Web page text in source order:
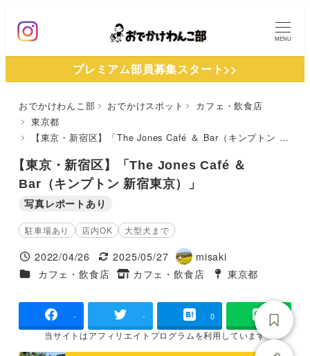
ン
MENU
プレミアム部員募集スタート>>
おでかけわんこ部 おでかけスポット
カフェ・飲食店
東京都
【東京・新宿区】「The Jones Café ＆ Bar（キンプトン 新宿東京）」
【東京・新宿区】「The Jones Café ＆
Bar（キンプトン 新宿東京）」
写真レポートあり
駐車場あり 店内OK 大型犬まで
投稿日
2022/04/26
更新日
2025/05/27
著
者
misaki
施設ジャンル
カフェ・飲食店
タグ
カフェ・飲食店
タグ
東京都
- - 0
当サイトはアフィリエイトプログラムを利用しています